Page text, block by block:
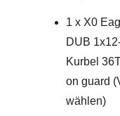
1 x X0
DUB
Kurbel
on guard
wählen)